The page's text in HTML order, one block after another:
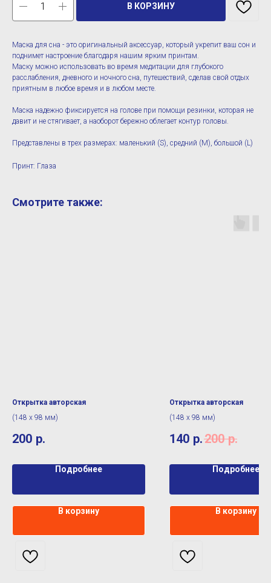
В КОРЗИНУ
Маска для сна - это оригинальный аксессуар, который укрепит ваш сон и
поднимет настроение благодаря нашим ярким принтам.
Маску можно использовать во время медитации для глубокого
расслабления, дневного и ночного сна, путешествий, сделав свой отдых
приятным в любое время и в любом месте.
Маска надежно фиксируется на голове при помощи резинки, которая не
давит и не стягивает, а наоборот бережно облегает контур головы.
Представлены в трех размерах: маленький (S), средний (M), большой (L)
Принт: Глаза
Смотрите также:
Открытка авторская
(148 х 98 мм)
200 р.
Подробнее
В корзину
Открытка авторская
(148 х 98 мм)
140 р.200 р.
Подробнее
В корзину